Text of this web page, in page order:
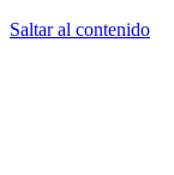
Saltar al contenido